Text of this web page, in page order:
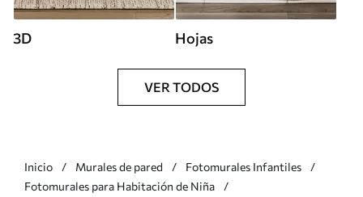
3D Hojas
VER TODOS
Inicio Murales de pared
Fotomurales Infantiles
Fotomurales para Habitación de Niña